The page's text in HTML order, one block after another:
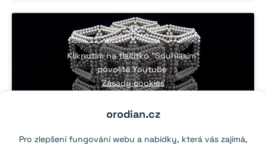
orodian.cz
Pro zlepšení fungování webu a nabídky, která vás zajímá,
Kliknutím na tlačítko "Souhlasím"
povolíte Youtube
Zásady cookies